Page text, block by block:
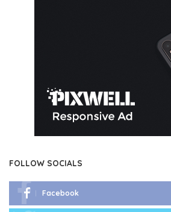
FOLLOW SOCIALS
Facebook